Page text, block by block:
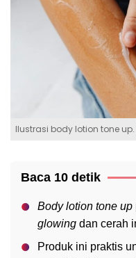
Ilustrasi body lotion tone
Baca 10 detik
Body lotion tone up
glowing dan cerah
Produk ini praktis